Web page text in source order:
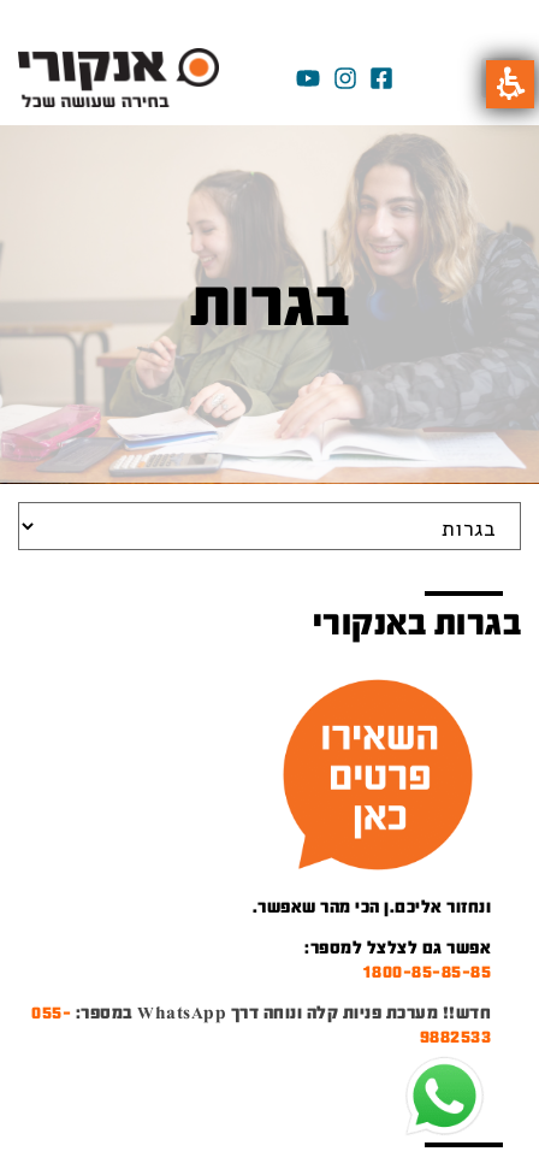
בגרות
בגרות באנקורי
ונחזור אליכם.ן הכי מהר שאפשר.
אפשר גם לצלצל למספר:
1800-85-85-85
חדש!! מערכת פניות קלה ונוחה דרך WhatsApp במספר:
055-
9882533